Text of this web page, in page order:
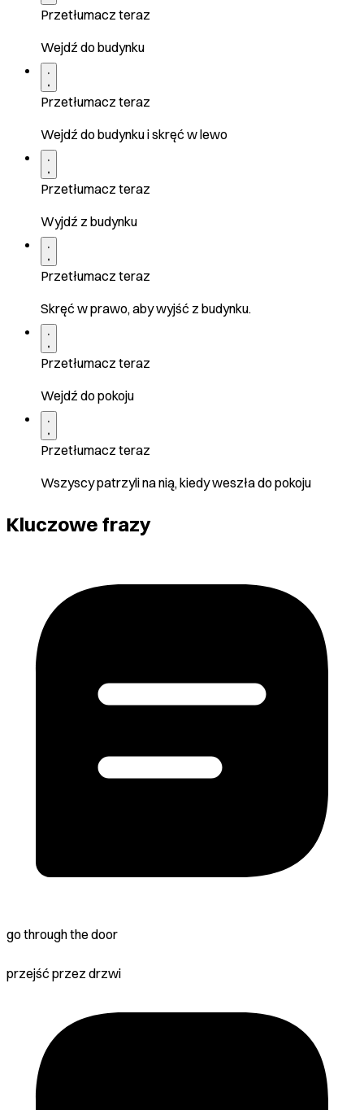
Przetłumacz teraz
Wejdź do budynku
Przetłumacz teraz
Wejdź do budynku i skręć w lewo
Przetłumacz teraz
Wyjdź z budynku
Przetłumacz teraz
Skręć w prawo, aby wyjść z budynku.
Przetłumacz teraz
Wejdź do pokoju
Przetłumacz teraz
Wszyscy patrzyli na nią, kiedy weszła do pokoju
Kluczowe frazy
go through the door
przejść przez drzwi